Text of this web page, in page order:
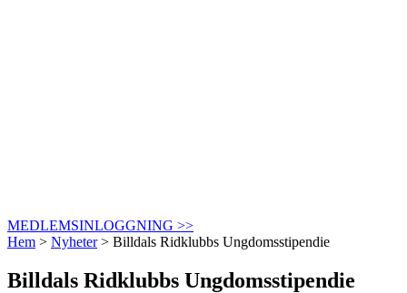
MEDLEMSINLOGGNING >>
Hem > Nyheter> Billdals Ridklubbs Ungdomsstipendie
Billdals Ridklubbs Ungdomsstipendie